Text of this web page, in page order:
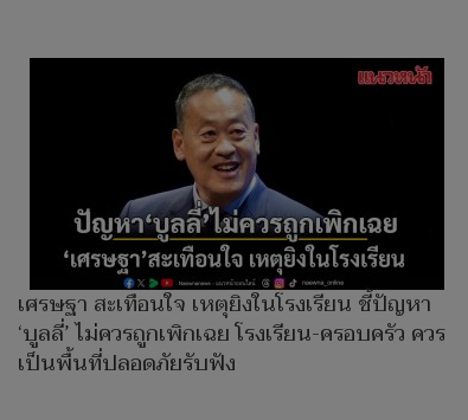
เศรษฐา สะเทือนใจ เหตุยิงในโรงเรียน ชี้ปัญหา
‘บูลลี่’ ไม่ควรถูกเพิกเฉย โรงเรียน-ครอบครัว ควร
เป็นพื้นที่ปลอดภัยรับฟัง